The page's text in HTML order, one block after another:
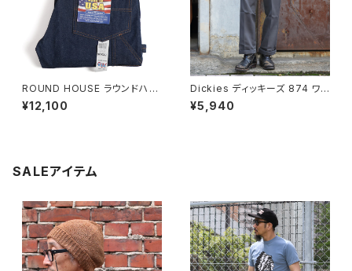
ROUND HOUSE ラウンドハウ
ス #101 デニム ストレート ペイ
ンターパンツ
¥12,100
Dickies ディッキーズ 874 ワ
ークパンツ チャコールグレー O
riginal Work Pants
¥5,940
SALEアイテム